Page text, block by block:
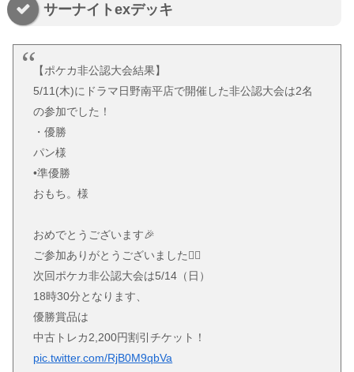
サーナイトexデッキ
【ポケカ非公認大会結果】
5/11(木)にドラマ日野南平店で開催した非公認大会は2名
の参加でした！
・優勝
パン様
•準優勝
おもち。様
おめでとうございます🎉
ご参加ありがとうございました🙇‍♂️
次回ポケカ非公認大会は5/14（日）
18時30分となります、
優勝賞品は
中古トレカ2,200円割引チケット！
pic.twitter.com/RjB0M9qbVa